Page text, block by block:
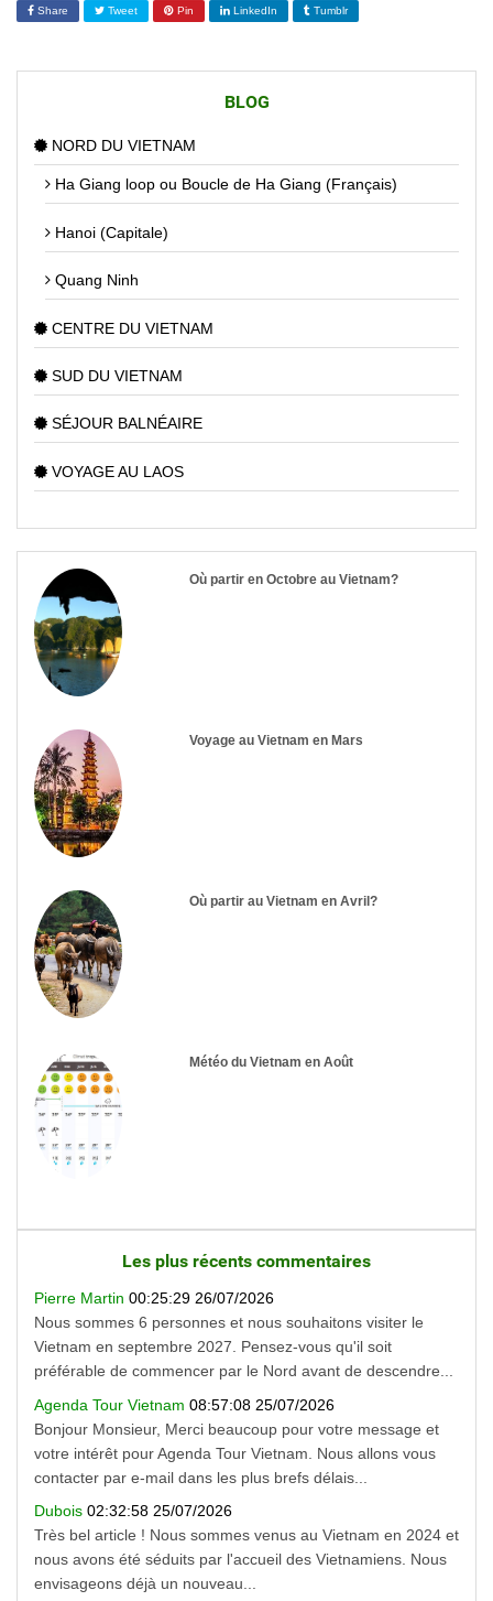
Share Tweet Pin LinkedIn Tumblr
BLOG
NORD DU VIETNAM
Ha Giang loop ou Boucle de Ha Giang (Français)
Hanoi (Capitale)
Quang Ninh
CENTRE DU VIETNAM
SUD DU VIETNAM
SÉJOUR BALNÉAIRE
VOYAGE AU LAOS
Où partir en Octobre au Vietnam?
Voyage au Vietnam en Mars
Où partir au Vietnam en Avril?
Météo du Vietnam en Août
Les plus récents commentaires
Pierre Martin 00:25:29 26/07/2026
Nous sommes 6 personnes et nous souhaitons visiter le
Vietnam en septembre 2027. Pensez-vous qu'il soit
préférable de commencer par le Nord avant de descendre...
Agenda Tour Vietnam 08:57:08 25/07/2026
Bonjour Monsieur, Merci beaucoup pour votre message et
votre intérêt pour Agenda Tour Vietnam. Nous allons vous
contacter par e-mail dans les plus brefs délais...
Dubois 02:32:58 25/07/2026
Très bel article ! Nous sommes venus au Vietnam en 2024 et
nous avons été séduits par l'accueil des Vietnamiens. Nous
envisageons déjà un nouveau...